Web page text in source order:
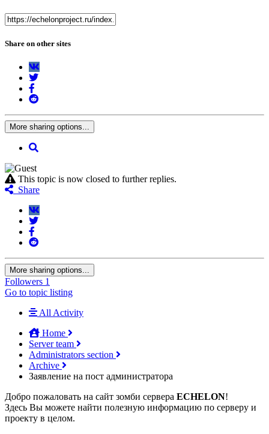
Share on other sites
More sharing options...
This topic is now closed to further replies.
Share
More sharing options...
Followers 1
Go to topic listing
All Activity
Home
Server team
Administrators section
Archive
Заявление на пост администратора
Добро пожаловать на сайт зомби сервера ECHELON!
Здесь Вы можете найти полезную информацию по серверу и
проекту в целом.